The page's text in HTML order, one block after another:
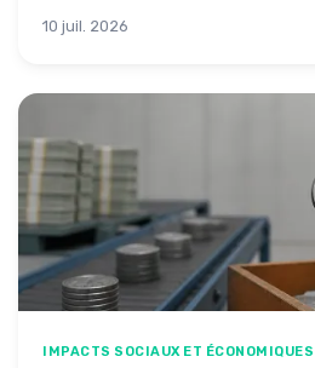
10 juil. 2026
IMPACTS SOCIAUX ET ÉCONOMIQUES